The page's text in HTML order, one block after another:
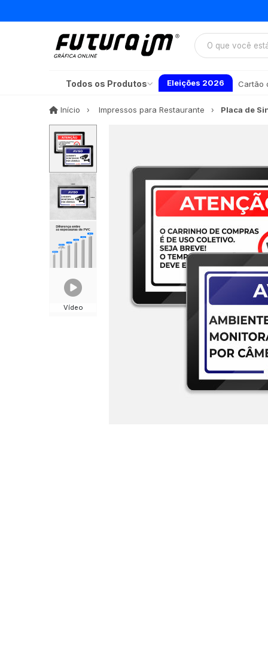
Todos os Produtos Eleições 2026 Cartão
Início InícioImpressos para Restaurante Placa de
Vídeo